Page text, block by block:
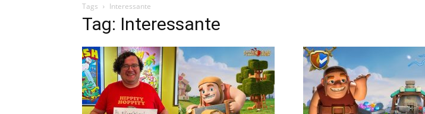
Tags Interessante
Tag: Interessante